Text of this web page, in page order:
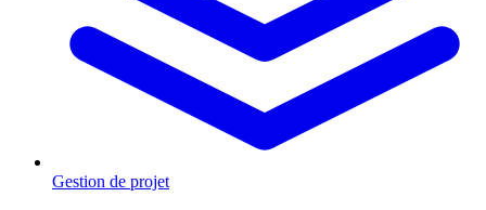
Gestion de projet